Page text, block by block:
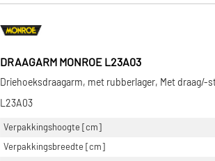
DRAAGARM MONROE L23A03
Driehoeksdraagarm, met rubberlager, Met draag/-
L23A03
Verpakkingshoogte [cm]
Verpakkingsbreedte [cm]